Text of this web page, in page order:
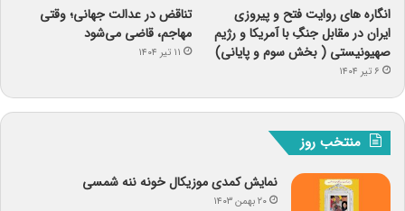
انگاره های روایت فتح و پیروزی
ایران در مقابل جنگِ با آمریکا و رژیم
صهیونیستی ( بخش سوم و پایانی)
۶ تیر ۱۴۰۴
تناقض در عدالت جهانی؛ وقتی
مهاجم، قاضی می‌شود
۱۱ تیر ۱۴۰۴
منتخب روز
نمایش کمدی موزیکال خونه ننه شمسی
۲۰ بهمن ۱۴۰۳